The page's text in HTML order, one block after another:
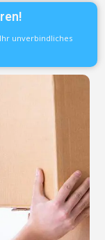
unverbindliches